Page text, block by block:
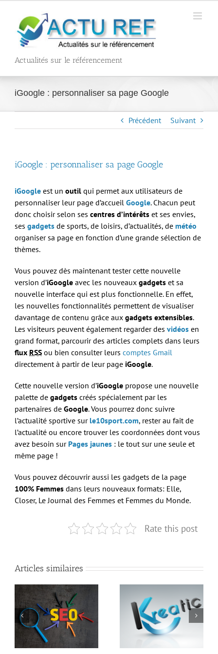
contenu
Actualités sur le référencement
iGoogle : personnaliser sa page Google
Précédent Suivant
iGoogle : personnaliser sa page Google
iGoogle est un outil qui permet aux utilisateurs de
personnaliser leur page d’accueil Google. Chacun peut
donc choisir selon ses centres d’intérêts et ses envies,
ses gadgets de sports, de loisirs, d’actualités, de météo
organiser sa page en fonction d’une grande sélection de
thèmes.
Vous pouvez dès maintenant tester cette nouvelle
version d’iGoogle avec les nouveaux gadgets et sa
nouvelle interface qui est plus fonctionnelle. En effet,
les nouvelles fonctionnalités permettent de visualiser
davantage de contenu grâce aux gadgets extensibles.
Les visiteurs peuvent également regarder des vidéos en
grand format, parcourir des articles complets dans leurs
flux RSS ou bien consulter leurs comptes Gmail
directement à partir de leur page iGoogle.
Cette nouvelle version d’iGoogle propose une nouvelle
palette de gadgets créés spécialement par les
partenaires de Google. Vous pourrez donc suivre
l’actualité sportive sur le10sport.com, rester au fait de
l’actualité ou encore trouver les coordonnées dont vous
avez besoin sur Pages jaunes : le tout sur une seule et
même page !
Vous pouvez découvrir aussi les gadgets de la page
100% Femmes dans leurs nouveaux formats: Elle,
Closer, Le Journal des Femmes et Femmes du Monde.
Rate this post
Articles similaires
Création et
référencement de
vidéos par Kreatic
Vos mots-clés affichés
dans google chrome